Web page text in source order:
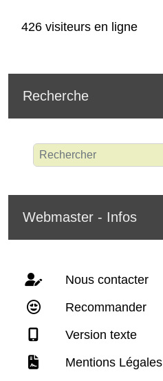
426 visiteurs en ligne
Recherche
Webmaster - Infos
Nous contacter
Recommander
Version texte
Mentions Légales